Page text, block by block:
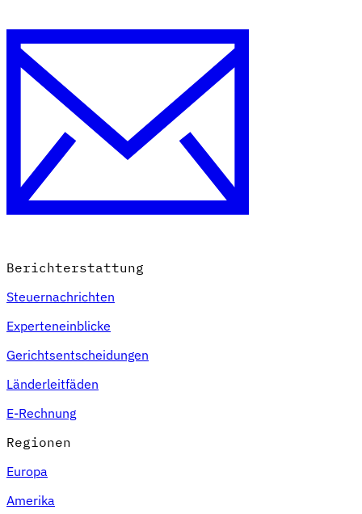
Berichterstattung
Steuernachrichten
Experteneinblicke
Gerichtsentscheidungen
Länderleitfäden
E-Rechnung
Regionen
Europa
Amerika